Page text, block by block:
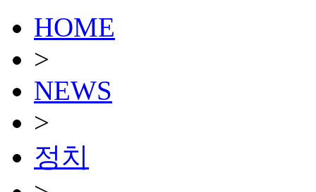
HOME
>
NEWS
>
정치